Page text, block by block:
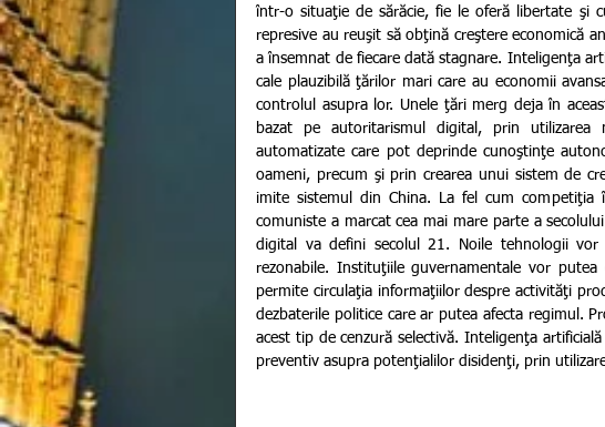
într-o situaţie de sărăcie, fie le oferă libertate şi
represive au reuşit să obţină creştere economică
a însemnat de fiecare dată stagnare. Inteligenţa
cale plauzibilă ţărilor mari care au economii
controlul asupra lor. Unele ţări merg deja în
bazat pe autoritarismul digital, prin utilizarea
automatizate care pot deprinde cunoştinţe
oameni, precum şi prin crearea unui sistem de
imite sistemul din China. La fel cum competiţia
comuniste a marcat cea mai mare parte a
digital va defini secolul 21. Noile tehnologii
rezonabile. Instituţiile guvernamentale vor
permite circulaţia informaţiilor despre activităţi
dezbaterile politice care ar putea afecta regimul.
acest tip de cenzură selectivă. Inteligenţa
preventiv asupra potenţialilor disidenţi, prin